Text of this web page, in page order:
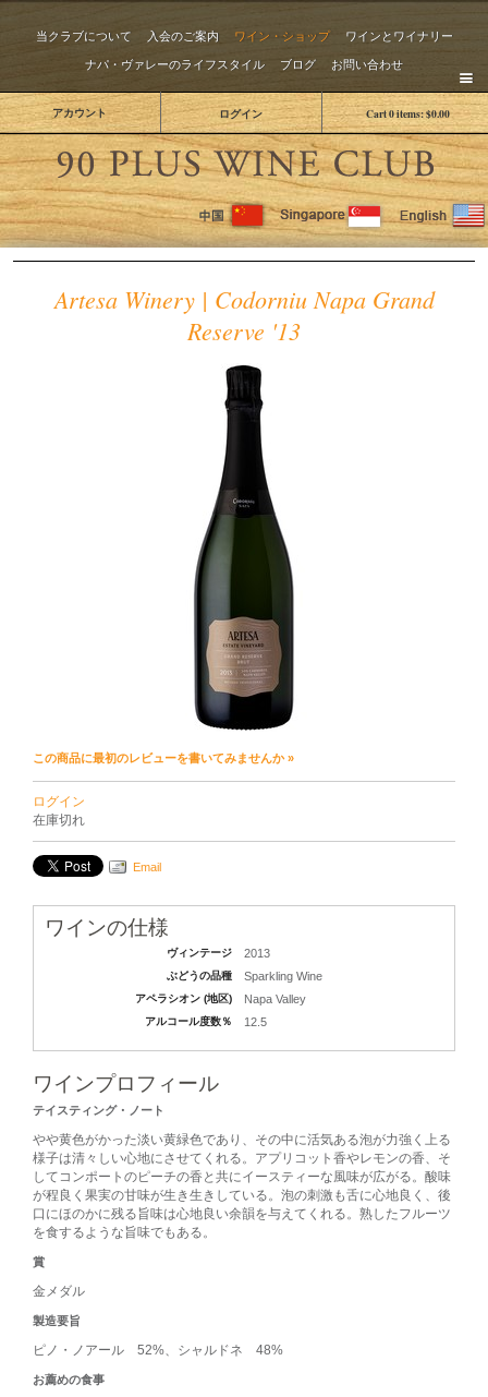
当クラブについて 入会のご案内 ワイン・ショップ
ワインとワイナリー
ナパ・ヴァレーのライフスタイル
ブログ お問い合わせ
Cart0items:$0.00
アカウント ログイン
The
Artesa Winery | Codorniu Napa Grand
Reserve '13
この商品に最初のレビューを書いてみませんか »
ログイン
在庫切れ
Email
ワインの仕様
ヴィンテージ 2013
ぶどうの品種 Sparkling Wine
アペラシオン (地区) Napa Valley
アルコール度数％ 12.5
ワインプロフィール
テイスティング・ノート
やや黄色がかった淡い黄緑色であり、その中に活気ある泡が力強く上る
様子は清々しい心地にさせてくれる。アプリコット香やレモンの香、そ
してコンポートのピーチの香と共にイースティーな風味が広がる。酸味
が程良く果実の甘味が生き生きしている。泡の刺激も舌に心地良く、後
口にほのかに残る旨味は心地良い余韻を与えてくれる。熟したフルーツ
を食するような旨味でもある。
賞
金メダル
製造要旨
ピノ・ノアール 52%、シャルドネ 48%
お薦めの食事